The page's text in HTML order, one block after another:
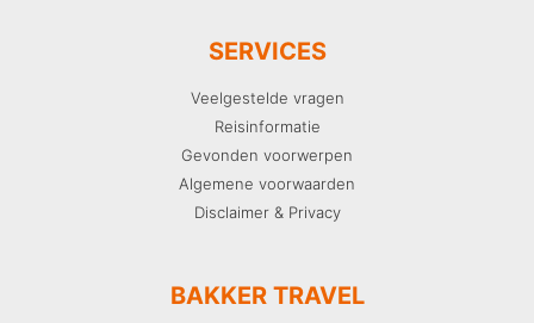
SERVICES
Veelgestelde vragen
Reisinformatie
Gevonden voorwerpen
Algemene voorwaarden
Disclaimer & Privacy
BAKKER TRAVEL